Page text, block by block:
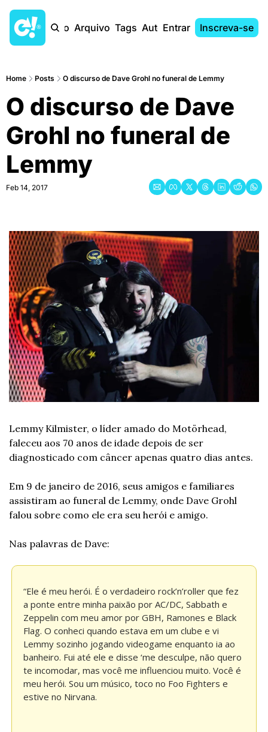
Início Arquivo Tags AutoresEntrar Inscreva-se
Home Posts O discurso de Dave Grohl no funeral de Lemmy
O discurso de Dave
Grohl no funeral de
Lemmy
Feb 14, 2017
Lemmy Kilmister, o líder amado do Motörhead,
faleceu aos 70 anos de idade depois de ser
diagnosticado com câncer apenas quatro dias antes.
Em 9 de janeiro de 2016, seus amigos e familiares
assistiram ao funeral de Lemmy, onde Dave Grohl
falou sobre como ele era seu herói e amigo.
Nas palavras de Dave:
“Ele é meu herói. É o verdadeiro rock’n’roller que fez
a ponte entre minha paixão por AC/DC, Sabbath e
Zeppelin com meu amor por GBH, Ramones e Black
Flag. O conheci quando estava em um clube e vi
Lemmy sozinho jogando videogame enquanto ia ao
banheiro. Fui até ele e disse ‘me desculpe, não quero
te incomodar, mas você me influenciou muito. Você é
meu herói. Sou um músico, toco no Foo Fighters e
estive no Nirvana.